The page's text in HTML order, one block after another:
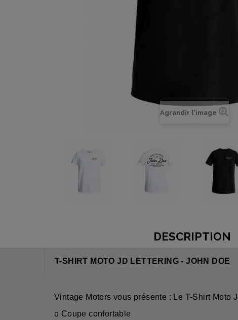
Agrandir l'image
DESCRIPTION
T-SHIRT MOTO JD LETTERING - JOHN DOE
Vintage Motors vous présente : Le T-Shirt Moto
o Coupe confortable